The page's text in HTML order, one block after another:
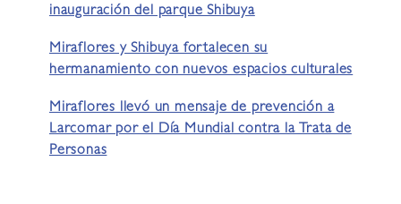
inauguración del parque Shibuya
Miraflores y Shibuya fortalecen su
hermanamiento con nuevos espacios culturales
Miraflores llevó un mensaje de prevención a
Larcomar por el Día Mundial contra la Trata de
Personas